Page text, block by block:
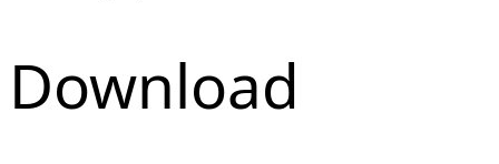
Download